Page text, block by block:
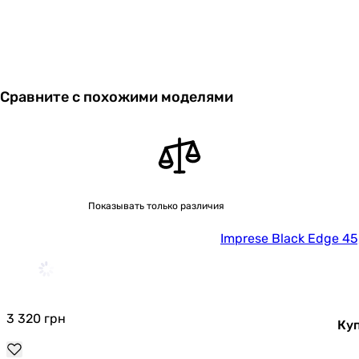
Сравните с похожими моделями
Показывать только различия
Imprese Black Edge
3 320 грн